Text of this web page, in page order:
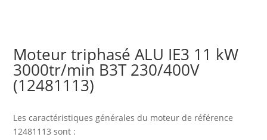
Moteur triphasé ALU IE3 11 kW
3000tr/min B3T 230/400V
(12481113)
Les caractéristiques générales du moteur de référence
12481113 sont :